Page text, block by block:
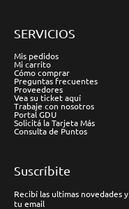
SERVICIOS
Mis pedidos
Mi carrito
Cómo comprar
Preguntas frecuentes
Proveedores
Vea su ticket aquí
Trabaje con nosotros
Portal GDU
Solicitá la Tarjeta Más
Consulta de Puntos
Suscríbite
Recibí las ultimas novedades
tu email